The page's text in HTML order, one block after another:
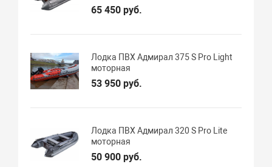
65 450 руб.
Лодка ПВХ Адмирал 375 S Pro Light
моторная
53 950 руб.
Лодка ПВХ Адмирал 320 S Pro Lite
моторная
50 900 руб.